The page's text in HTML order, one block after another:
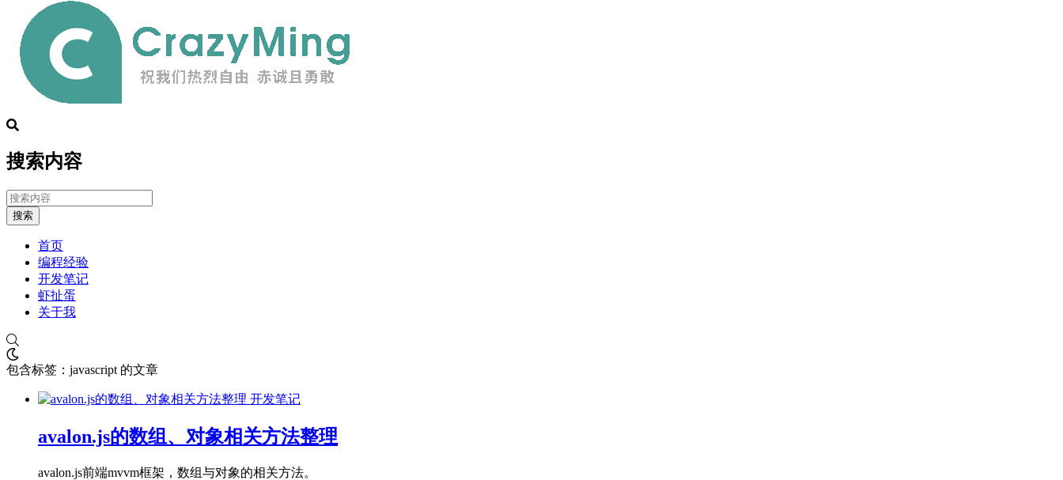
搜索内容
搜索
首页
编程经验
开发笔记
虾扯蛋
关于我
包含标签：javascript 的文章
开发笔记
avalon.js的数组、对象相关方法整理
avalon.js前端mvvm框架，数组与对象的相关方法。